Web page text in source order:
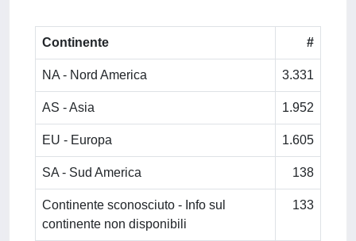
Continente #
NA - Nord America 3.331
AS - Asia 1.952
EU - Europa 1.605
SA - Sud America 138
Continente sconosciuto - Info sul
continente non disponibili
133